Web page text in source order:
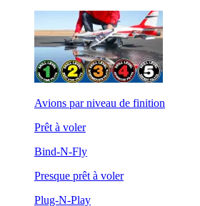
Avions par niveau de finition
Prêt à voler
Bind-N-Fly
Presque prêt à voler
Plug-N-Play